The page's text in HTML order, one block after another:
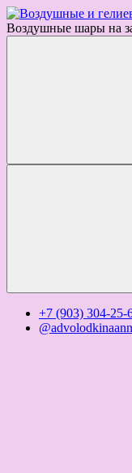
Воздушные шары на
+7 (903) 304-25-
@advolodkinaann